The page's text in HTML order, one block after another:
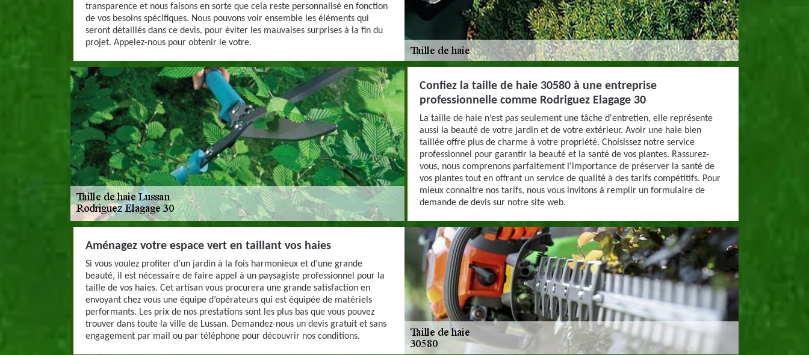
transparence et nous faisons en sorte que cela reste personnalisé en fonction
de vos besoins spécifiques. Nous pouvons voir ensemble les éléments qui
seront détaillés dans ce devis, pour éviter les mauvaises surprises à la fin du
projet. Appelez-nous pour obtenir le votre.
Confiez la taille de haie 30580 à une entreprise
professionnelle comme Rodriguez Elagage 30
La taille de haie n’est pas seulement une tâche d'entretien, elle représente
aussi la beauté de votre jardin et de votre extérieur. Avoir une haie bien
taillée offre plus de charme à votre propriété. Choisissez notre service
professionnel pour garantir la beauté et la santé de vos plantes. Rassurez-
vous, nous comprenons parfaitement l'importance de préserver la santé de
vos plantes tout en offrant un service de qualité à des tarifs compétitifs. Pour
mieux connaitre nos tarifs, nous vous invitons à remplir un formulaire de
demande de devis sur notre site web.
Aménagez votre espace vert en taillant vos haies
Si vous voulez profiter d’un jardin à la fois harmonieux et d’une grande
beauté, il est nécessaire de faire appel à un paysagiste professionnel pour la
taille de vos haies. Cet artisan vous procurera une grande satisfaction en
envoyant chez vous une équipe d’opérateurs qui est équipée de matériels
performants. Les prix de nos prestations sont les plus bas que vous pouvez
trouver dans toute la ville de Lussan. Demandez-nous un devis gratuit et sans
engagement par mail ou par téléphone pour découvrir nos conditions.